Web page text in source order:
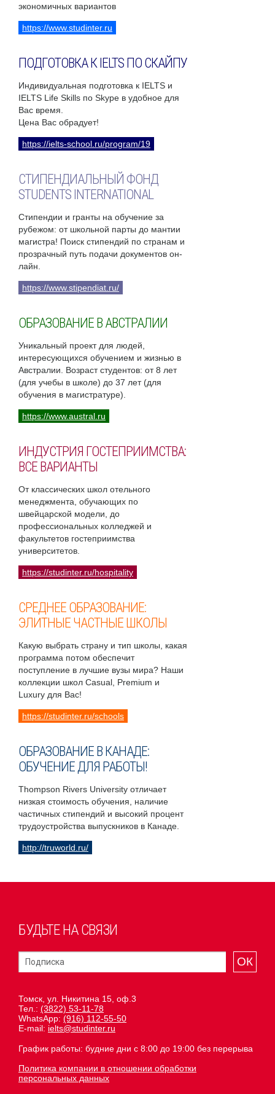
экономичных вариантов
https://www.studinter.ru
ПОДГОТОВКА К IELTS ПО СКАЙПУ
Индивидуальная подготовка к IELTS и
IELTS Life Skills по Skype в удобное для
Вас время.
Цена Вас обрадует!
https://ielts-school.ru/program/19
СТИПЕНДИАЛЬНЫЙ ФОНД
STUDENTS INTERNATIONAL
Стипендии и гранты на обучение за
рубежом: от школьной парты до мантии
магистра! Поиск стипендий по странам и
прозрачный путь подачи документов он-
лайн.
https://www.stipendiat.ru/
ОБРАЗОВАНИЕ В АВСТРАЛИИ
Уникальный проект для людей,
интересующихся обучением и жизнью в
Австралии. Возраст студентов: от 8 лет
(для учебы в школе) до 37 лет (для
обучения в магистратуре).
https://www.austral.ru
ИНДУСТРИЯ ГОСТЕПРИИМСТВА:
ВСЕ ВАРИАНТЫ
От классических школ отельного
менеджмента, обучающих по
швейцарской модели, до
профессиональных колледжей и
факультетов гостеприимства
университетов.
https://studinter.ru/hospitality
СРЕДНЕЕ ОБРАЗОВАНИЕ:
ЭЛИТНЫЕ ЧАСТНЫЕ ШКОЛЫ
Какую выбрать страну и тип школы, какая
программа потом обеспечит
поступление в лучшие вузы мира? Наши
коллекции школ Casual, Premium и
Luxury для Вас!
https://studinter.ru/schools
ОБРАЗОВАНИЕ В КАНАДЕ:
ОБУЧЕНИЕ ДЛЯ РАБОТЫ!
Thompson Rivers University отличает
низкая стоимость обучения, наличие
частичных стипендий и высокий процент
трудоустройства выпускников в Канаде.
http://truworld.ru/
БУДЬТЕ НА СВЯЗИ
ОК
Томск, ул. Никитина 15, оф.3
Тел.: (3822) 53-11-78
WhatsApp: (916) 112-55-50
E-mail: ielts@studinter.ru
График работы: будние дни с 8:00 до 19:00 без перерыва
Политика компании в отношении обработки
персональных данных